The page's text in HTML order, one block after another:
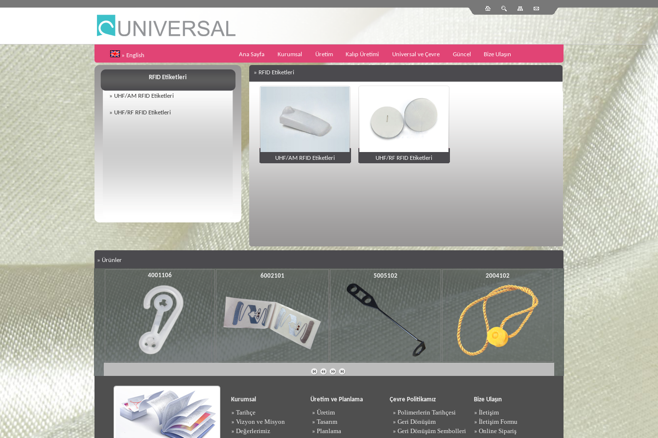
» English Ana Sayfa Kurumsal Üretim Kalıp Üretimi Universal ve Çevre Güncel Bize Ulaşın
RFID Etiketleri
» UHF/AM RFID Etiketleri
» UHF/RF RFID Etiketleri
» RFID Etiketleri
UHF/AM RFID Etiketleri UHF/RF RFID Etiketleri
» Ürünler
4001106 6002101 5005102 2004102
Kurumsal Üretim ve Planlama Çevre Politikamız Bize Ulaşın
» Tarihçe » Üretim » Polimerlerin Tarihçesi » İletişim
» Vizyon ve Misyon » Tasarım » Geri Dönüşüm » İletişim Formu
» Değerlerimiz » Planlama » Geri Dönüşüm Sembolleri » Online Sipariş